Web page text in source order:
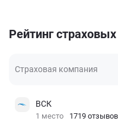
Рейтинг
Страховая компания
ВСК
1 место 1719 отзывов